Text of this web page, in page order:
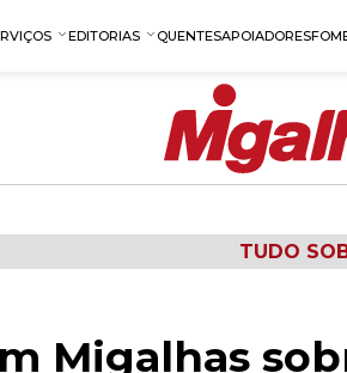
EDITORIAS QUENTESAPOIADORES
TUDO
Migalhas